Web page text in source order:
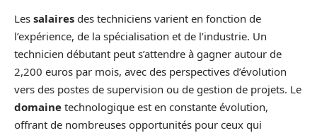
Les salaires des techniciens varient en fonction de
l’expérience, de la spécialisation et de l’industrie. Un
technicien débutant peut s’attendre à gagner autour de
2,200 euros par mois, avec des perspectives d’évolution
vers des postes de supervision ou de gestion de projets. Le
domaine technologique est en constante évolution,
offrant de nombreuses opportunités pour ceux qui